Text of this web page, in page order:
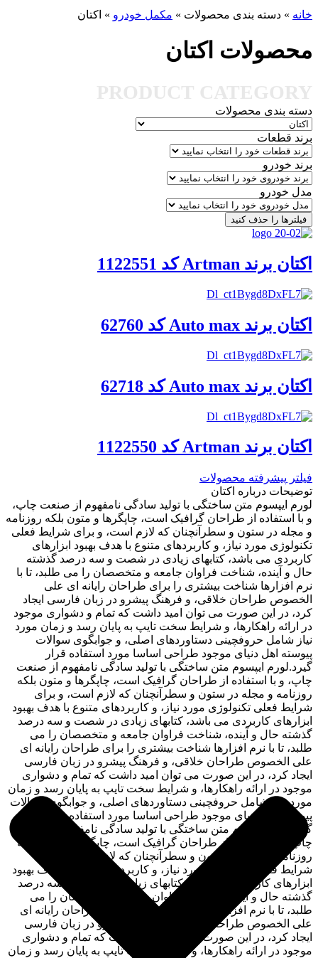
خانه » دسته بندی محصولات » مکمل خودرو » اکتان
محصولات اکتان
دسته بندی محصولات
برند قطعات
برند خودرو
مدل خودرو
فیلترها را حذف کنید
اکتان برند Artman کد 1122551
اکتان برند Auto max کد 62760
اکتان برند Auto max کد 62718
اکتان برند Artman کد 1122550
فیلتر پیشرفته محصولات
توضیحات درباره اکتان
لورم ایپسوم متن ساختگی با تولید سادگی نامفهوم از صنعت چاپ،
و با استفاده از طراحان گرافیک است، چاپگرها و متون بلکه روزنامه
و مجله در ستون و سطرآنچنان که لازم است، و برای شرایط فعلی
تکنولوژی مورد نیاز، و کاربردهای متنوع با هدف بهبود ابزارهای
کاربردی می باشد، کتابهای زیادی در شصت و سه درصد گذشته
حال و آینده، شناخت فراوان جامعه و متخصصان را می طلبد، تا با
نرم افزارها شناخت بیشتری را برای طراحان رایانه ای علی
الخصوص طراحان خلاقی، و فرهنگ پیشرو در زبان فارسی ایجاد
کرد، در این صورت می توان امید داشت که تمام و دشواری موجود
در ارائه راهکارها، و شرایط سخت تایپ به پایان رسد و زمان مورد
نیاز شامل حروفچینی دستاوردهای اصلی، و جوابگوی سوالات
پیوسته اهل دنیای موجود طراحی اساسا مورد استفاده قرار
گیرد.لورم ایپسوم متن ساختگی با تولید سادگی نامفهوم از صنعت
چاپ، و با استفاده از طراحان گرافیک است، چاپگرها و متون بلکه
روزنامه و مجله در ستون و سطرآنچنان که لازم است، و برای
شرایط فعلی تکنولوژی مورد نیاز، و کاربردهای متنوع با هدف بهبود
ابزارهای کاربردی می باشد، کتابهای زیادی در شصت و سه درصد
گذشته حال و آینده، شناخت فراوان جامعه و متخصصان را می
طلبد، تا با نرم افزارها شناخت بیشتری را برای طراحان رایانه ای
علی الخصوص طراحان خلاقی، و فرهنگ پیشرو در زبان فارسی
ایجاد کرد، در این صورت می توان امید داشت که تمام و دشواری
موجود در ارائه راهکارها، و شرایط سخت تایپ به پایان رسد و زمان
مورد نیاز شامل حروفچینی دستاوردهای اصلی، و جوابگوی سوالات
پیوسته اهل دنیای موجود طراحی اساسا مورد استفاده قرار
گیرد.لورم ایپسوم متن ساختگی با تولید سادگی نامفهوم از صنعت
چاپ، و با استفاده از طراحان گرافیک است، چاپگرها و متون بلکه
روزنامه و مجله در ستون و سطرآنچنان که لازم است، و برای
شرایط فعلی تکنولوژی مورد نیاز، و کاربردهای متنوع با هدف بهبود
ابزارهای کاربردی می باشد، کتابهای زیادی در شصت و سه درصد
گذشته حال و آینده، شناخت فراوان جامعه و متخصصان را می
طلبد، تا با نرم افزارها شناخت بیشتری را برای طراحان رایانه ای
علی الخصوص طراحان خلاقی، و فرهنگ پیشرو در زبان فارسی
ایجاد کرد، در این صورت می توان امید داشت که تمام و دشواری
موجود در ارائه راهکارها، و شرایط سخت تایپ به پایان رسد و زمان